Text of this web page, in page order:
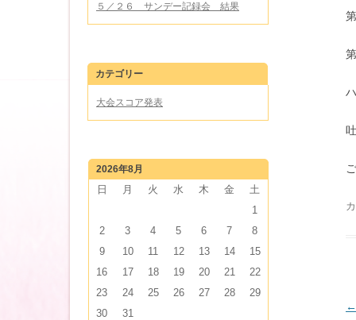
←
５／２６ サンデー記録会 結果
カテゴリー
大会スコア発表
2026年8月
日 月 火 水 木 金 土
1
2
3 4 5 6 7
8
9
10 11 12 13 14
15
16
17 18 19 20 21
22
23
24 25 26 27 28
29
30
31